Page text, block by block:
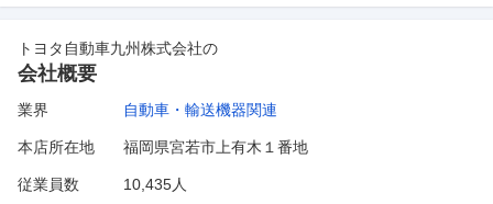
トヨタ自動車九州株式会社の
会社概要
業界 自動車・輸送機器関連
本店所在地 福岡県宮若市上有木１番地
従業員数 10,435人